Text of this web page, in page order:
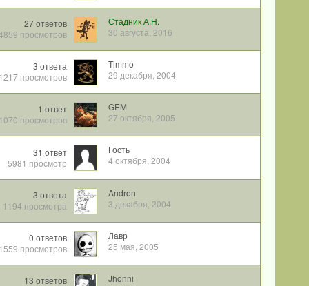
27 ответов
просмотров
Стадник А.Н.
30 августа, 2016
3 ответа
просмотров
Timmo
29 декабря, 2004
1 ответ
просмотров
GEM
27 октября, 2005
31 ответ
5981 просмотр
Гость
4 октября, 2004
3 ответа
1194 просмотра
Andron
3 декабря, 2004
0 ответов
просмотров
Лавр
25 мая, 2005
13 ответов
Jhonni